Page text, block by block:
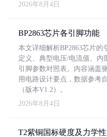
2026年8月4日
BP2863芯片各引脚功能
本文详细解析BP2863芯片
定义、典型电压/电流值、内
引脚参数对照表。内容涵盖
用电路设计要点，数据参考
（版本V1.2）。
2026年8月4日
T2紫铜国标硬度及力学